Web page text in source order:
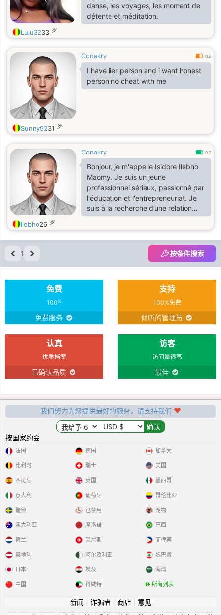
danse, les voyages, les moment de
détente et méditation.
Lulu3233 岁
Conakry 0.6
I have lier person and i want honest
person no cheat with me
Sunny9231 岁
Conakry 0.7
Bonjour, je m'appelle Isidore Ilèbho
Maomy. Je suis un jeune
professionnel sérieux, passionné par
l'éducation et l'entrepreneuriat. Je
suis à la recherche d’une relation
sincère et durable, basée sur le
respect, la communication et des
valeurs solides. Si vous partagez
cette vision et souhaitez faire
connaissance, n’hésitez pas à me
Ilebho26 岁
1 按条件搜索
免费
100%
免费服务
支持
100%免费
倾听的管理员
认真
优质档案
已确认品质
访客
访问量很高
最佳
我们努力为您提供最好的服务，请支持我们
按国家约会
法国
比利时
西班牙
意大利
瑞典
德国
瑞士
英国
葡萄牙
已禁用
加拿大
美国
墨西哥
哥伦比亚
宠物
澳大利亚
荷兰
奥地利
日本
中国
摩洛哥
突尼斯
阿尔及利亚
埃及
科威特
巴西
菲律宾
黎巴嫩
海湾
所有列表
新闻 诈骗者| 商店| 意见